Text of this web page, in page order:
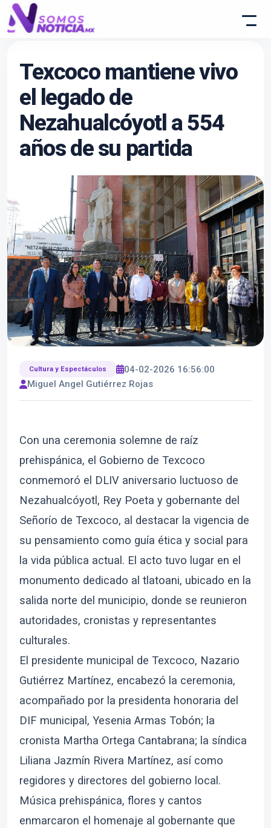
Texcoco mantiene vivo
el legado de
Nezahualcóyotl a 554
años de su partida
Cultura y Espectáculos
04-02-2026 16:56:00
Miguel Angel Gutiérrez Rojas
Con una ceremonia solemne de raíz
prehispánica, el Gobierno de Texcoco
conmemoró el DLIV aniversario luctuoso de
Nezahualcóyotl, Rey Poeta y gobernante del
Señorío de Texcoco, al destacar la vigencia de
su pensamiento como guía ética y social para
la vida pública actual. El acto tuvo lugar en el
monumento dedicado al tlatoani, ubicado en la
salida norte del municipio, donde se reunieron
autoridades, cronistas y representantes
culturales.
El presidente municipal de Texcoco, Nazario
Gutiérrez Martínez, encabezó la ceremonia,
acompañado por la presidenta honoraria del
DIF municipal, Yesenia Armas Tobón; la
cronista Martha Ortega Cantabrana; la síndica
Liliana Jazmín Rivera Martínez, así como
regidores y directores del gobierno local.
Música prehispánica, flores y cantos
enmarcaron el homenaje al gobernante que